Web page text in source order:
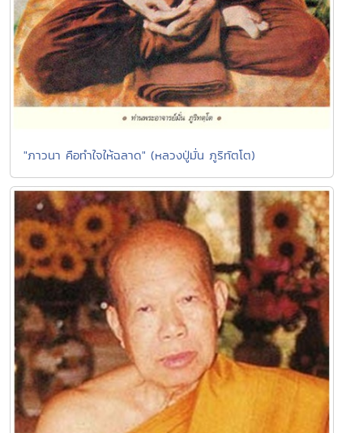
"ภาวนา คือทำใจให้ฉลาด" (หลวงปู่มั่น ภูริทัตโต)